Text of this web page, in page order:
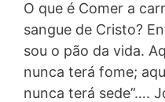
O que é Comer a
sangue de Cristo?
sou o pão da vida.
nunca terá fome;
nunca terá sede”….